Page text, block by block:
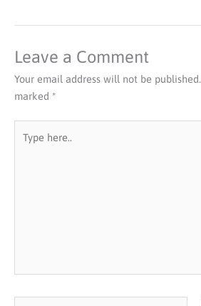
Leave a Comment
Your email address will not be published.
marked *
here..